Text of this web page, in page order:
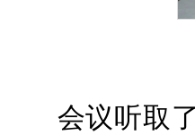
会议听取